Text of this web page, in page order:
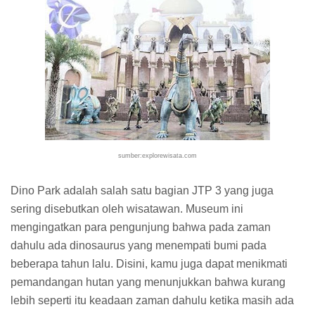
sumber:explorewisata.com
Dino Park adalah salah satu bagian JTP 3 yang juga
sering disebutkan oleh wisatawan. Museum ini
mengingatkan para pengunjung bahwa pada zaman
dahulu ada dinosaurus yang menempati bumi pada
beberapa tahun lalu. Disini, kamu juga dapat menikmati
pemandangan hutan yang menunjukkan bahwa kurang
lebih seperti itu keadaan zaman dahulu ketika masih ada